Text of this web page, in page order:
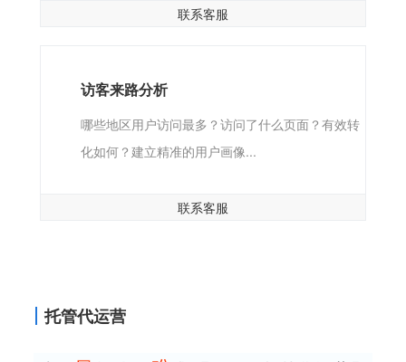
联系客服
访客来路分析
哪些地区用户访问最多？访问了什么页面？有效转
化如何？建立精准的用户画像...
联系客服
托管代运营